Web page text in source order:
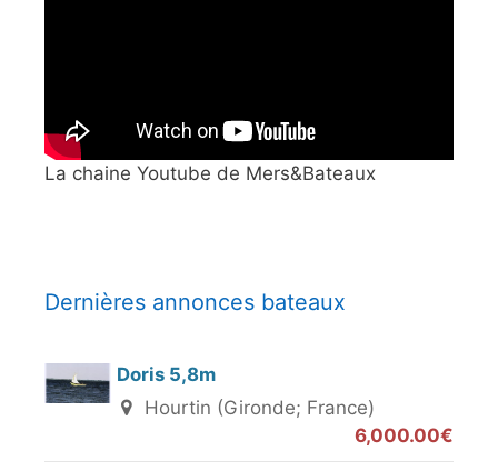
La chaine Youtube de Mers&Bateaux
Dernières annonces bateaux
Doris 5,8m
Hourtin (Gironde; France)
6,000.00€